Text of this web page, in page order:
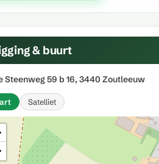
& buurt
Steenweg 59 b 16, 3440 Zoutleeuw
Satelliet